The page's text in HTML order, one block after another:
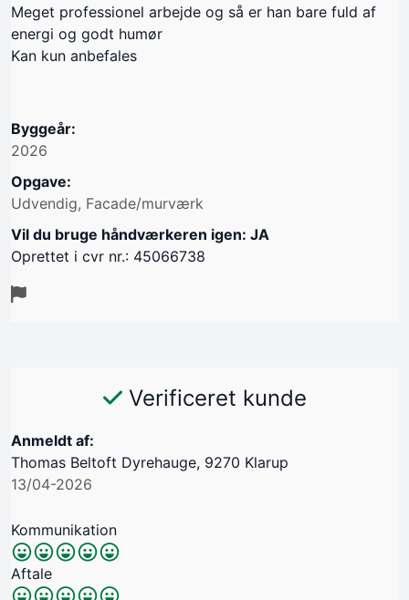
Meget professionel arbejde og så er han bare fuld af
energi og godt humør
Kan kun anbefales
Byggeår:
2026
Opgave:
Udvendig, Facade/murværk
Vil du bruge håndværkeren igen: JA
Oprettet i cvr nr.: 45066738
Verificeret kunde
Anmeldt af:
Thomas Beltoft Dyrehauge, 9270 Klarup
13/04-2026
Kommunikation
Aftale